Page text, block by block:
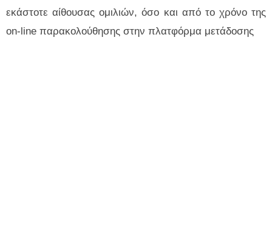
εκάστοτε αίθουσας ομιλιών, όσο και από το χρόνο της
on-line παρακολούθησης στην πλατφόρμα μετάδοσης